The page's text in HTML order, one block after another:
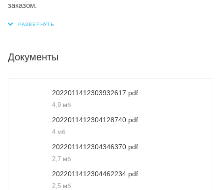
заказом.
Документы
2022011412303932617.pdf
4,9 мб
2022011412304128740.pdf
4 мб
2022011412304346370.pdf
2,7 мб
2022011412304462234.pdf
2,5 мб